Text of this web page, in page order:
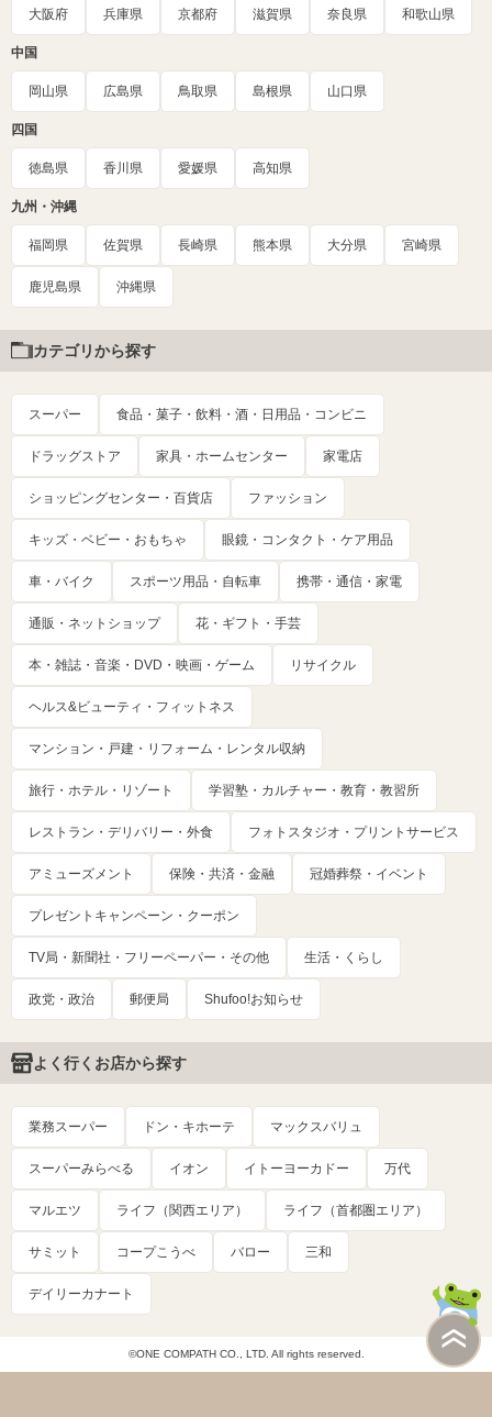
大阪府 兵庫県 京都府 滋賀県 奈良県 和歌山県
中国
岡山県 広島県 鳥取県 島根県 山口県
四国
徳島県 香川県 愛媛県 高知県
九州・沖縄
福岡県 佐賀県 長崎県 熊本県 大分県 宮崎県
鹿児島県 沖縄県
カテゴリから探す
スーパー 食品・菓子・飲料・酒・日用品・コンビニ
ドラッグストア 家具・ホームセンター 家電店
ショッピングセンター・百貨店 ファッション
キッズ・ベビー・おもちゃ 眼鏡・コンタクト・ケア用品
車・バイク スポーツ用品・自転車 携帯・通信・家電
通販・ネットショップ 花・ギフト・手芸
本・雑誌・音楽・DVD・映画・ゲーム リサイクル
ヘルス&ビューティ・フィットネス
マンション・戸建・リフォーム・レンタル収納
旅行・ホテル・リゾート 学習塾・カルチャー・教育・教習所
レストラン・デリバリー・外食 フォトスタジオ・プリントサービス
アミューズメント 保険・共済・金融 冠婚葬祭・イベント
プレゼントキャンペーン・クーポン
TV局・新聞社・フリーペーパー・その他 生活・くらし
政党・政治 郵便局 Shufoo!お知らせ
よく行くお店から探す
業務スーパー ドン・キホーテ マックスバリュ
スーパーみらべる イオン イトーヨーカドー 万代
マルエツ ライフ（関西エリア） ライフ（首都圏エリア）
サミット コープこうべ バロー 三和
デイリーカナート
©ONE COMPATH CO., LTD. All rights reserved.